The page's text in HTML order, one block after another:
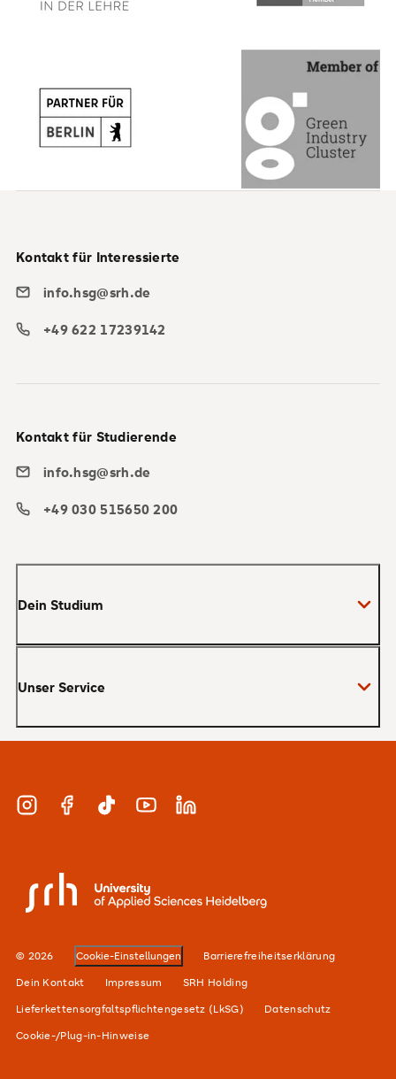
Dein Studium
Master
MBA
Duales Studium
Unser Service
Bewerbung und Zulassung
Finanzierung
Unsere Standorte
Für Unternehmen
Kontakt für Interessierte
info.hsg@srh.de
+49 622 17239142
Kontakt für Studierende
info.hsg@srh.de
+49 030 515650 200
InstagramFacebookTikTok YouTubeLinkedIn
SRH University
© 2026 Cookie-Einstellungen
Barrierefreiheitserklärung
Dein Kontakt
Impressum
SRH Holding
Lieferkettensorgfaltspflichtengesetz (LkSG)
Datenschutz
Cookie-/Plug-in-Hinweise